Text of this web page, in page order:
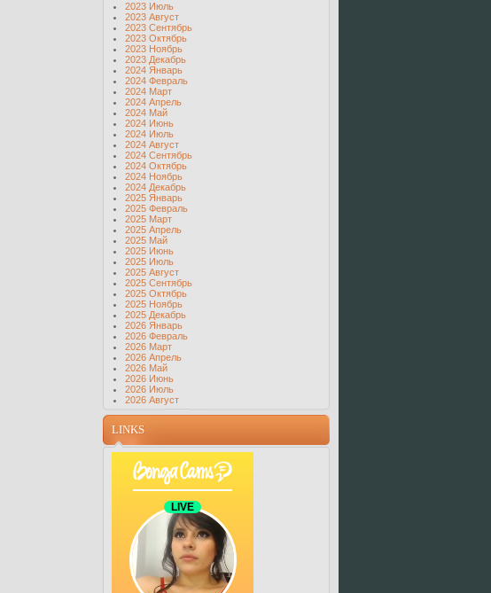
2023 Июль
2023 Август
2023 Сентябрь
2023 Октябрь
2023 Ноябрь
2023 Декабрь
2024 Январь
2024 Февраль
2024 Март
2024 Апрель
2024 Май
2024 Июнь
2024 Июль
2024 Август
2024 Сентябрь
2024 Октябрь
2024 Ноябрь
2024 Декабрь
2025 Январь
2025 Февраль
2025 Март
2025 Апрель
2025 Май
2025 Июнь
2025 Июль
2025 Август
2025 Сентябрь
2025 Октябрь
2025 Ноябрь
2025 Декабрь
2026 Январь
2026 Февраль
2026 Март
2026 Апрель
2026 Май
2026 Июнь
2026 Июль
2026 Август
LINKS